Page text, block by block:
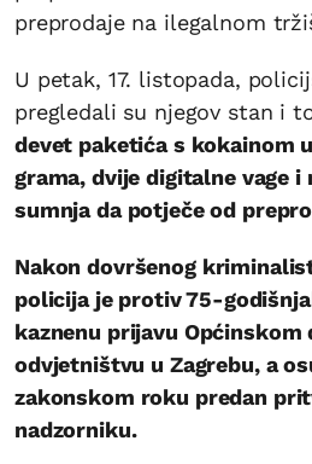
preprodaje na ilegalnom
U petak, 17. listopada,
pregledali su njegov stan i
devet paketića s kokainom
grama, dvije digitalne vage i
sumnja da potječe od
Nakon dovršenog
policija je protiv 75-
kaznenu prijavu Općinskom
odvjetništvu u Zagrebu, a
zakonskom roku predan
nadzorniku.